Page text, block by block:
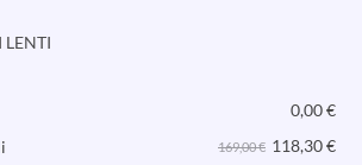
LENTI
0,00€
169,00 € 118,30€